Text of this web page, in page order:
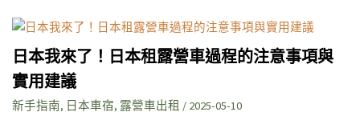
工
與
注
意
事
日本我來了！日本租露營車過程的注意事項與
實用建議
新手指南, 日本車宿, 露營車出租 / 2025-05-10
日
我
來
了！